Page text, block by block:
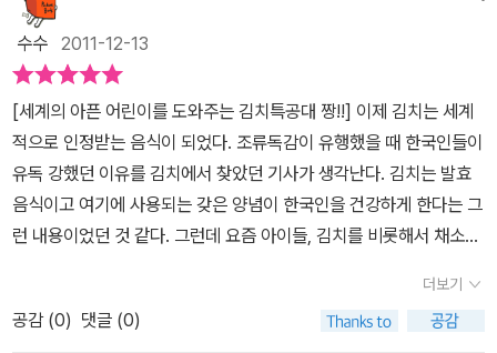
어지는지를 알아야겠죠?배추,무,마늘,생강,고추,젓갈,파 기타 등등
김치의 온갖 재료들이 자신들의 특징을 잘 살려 소개하고 있어요,평
소에 김치에는 유산균이 많이 들었다느니 무기질 단백질 섬유소가 많
다느니 하는 이야기는 많이 들어봤죠?그런데 그게 왜 우리 몸에 좋다
는건지 도대체 알 수가 없어 그냥 그런가보다 하고 있었을지도 몰라
요,하지만 불편을 호소하는 친구들을 찾아가는 김치특공대의 활약을
보게 되면 금방 이해하게 될걸요,그럼 김치 특공대를 한번 따라가 볼
까요?지금 김치 특공대는 뚱뚱해서 여자친구에게 놀림당한 친구의
배속에 들어갔어요,비만의 주범은 지방이란건 우리 친구들도 잘 알거
에요,그 나쁜 지방녀석들을 다 잡아서 분해하고 태우고 똥으로 만들
수수 2011-12-13
[세계의 아픈 어린이를 도와주는 김치특공대 짱!!] 이제 김치는 세계
적으로 인정받는 음식이 되었다. 조류독감이 유행했을 때 한국인들이
유독 강했던 이유를 김치에서 찾았던 기사가 생각난다. 김치는 발효
음식이고 여기에 사용되는 갖은 양념이 한국인을 건강하게 한다는 그
런 내용이었던 것 같다. 그런데 요즘 아이들, 김치를 비롯해서 채소라
소에 비해 고기나 인스턴트 음식을 많이 먹는 탓이란다. 우리집 작은
아이도 채소를 꺼리고 김치도 잘 먹지 않아서 정말 걱정이 이만저만
더보기
공감 (0) 댓글 (0)